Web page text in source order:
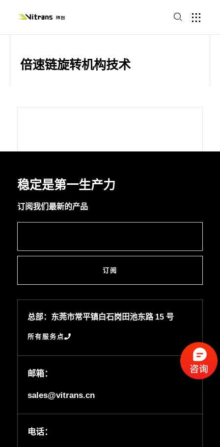
倍速链旋转机构技术
稳定是第一生产力
订阅我们最新的产品
订阅
总部：东莞市常平镇白石岗田池东路 15 号
所有服务点
邮箱：
sales@vitrans.cn
电话：